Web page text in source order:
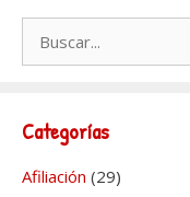
Categorías
Afiliación (29)